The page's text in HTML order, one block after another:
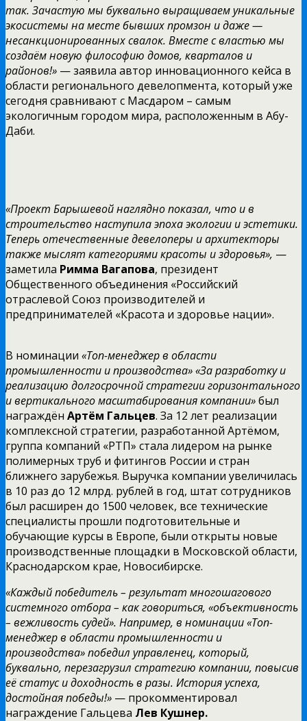
так. Зачастую мы буквально выращиваем уникальные
экосистемы на месте бывших промзон и даже —
несанкционированных свалок. Вместе с властью мы
создаём новую философию домов, кварталов и
районов!» — заявила автор инновационного кейса в
области регионального девелопмента, который уже
сегодня сравнивают с Масдаром – самым
экологичным городом мира, расположенным в Абу-
Даби.
«Проект Барышевой наглядно показал, что и в
строительство наступила эпоха экологии и эстетики.
Теперь отечественные девелоперы и архитекторы
также мыслят категориями красоты и здоровья», —
заметила Римма Вагапова, президент
Общественного объединения «Российский
отраслевой Союз производителей и
предпринимателей «Красота и здоровье нации».
В номинации «Топ-менеджер в области
промышленности и производства» «За разработку и
реализацию долгосрочной стратегии горизонтального
и вертикального масштабирования компании»был
награждён Артём Гальцев. За 12 лет реализации
комплексной стратегии, разработанной Артёмом,
группа компаний «РТП» стала лидером на рынке
полимерных труб и фитингов России и стран
ближнего зарубежья. Выручка компании увеличилась
в 10 раз до 12 млрд. рублей в год, штат сотрудников
был расширен до 1500 человек, все технические
специалисты прошли подготовительные и
обучающие курсы в Европе, были открыты новые
производственные площадки в Московской области,
Краснодарском крае, Новосибирске.
«Каждый победитель – результат многошагового
системного отбора – как говориться, «объективность
– вежливость судей». Например, в номинации«Топ-
менеджер в области промышленности и
производства»победил управленец, который,
буквально, перезагрузил стратегию компании, повысив
её статус и доходность в разы. История успеха,
достойная победы!» — прокомментировал
награждение Гальцева Лев Кушнер.